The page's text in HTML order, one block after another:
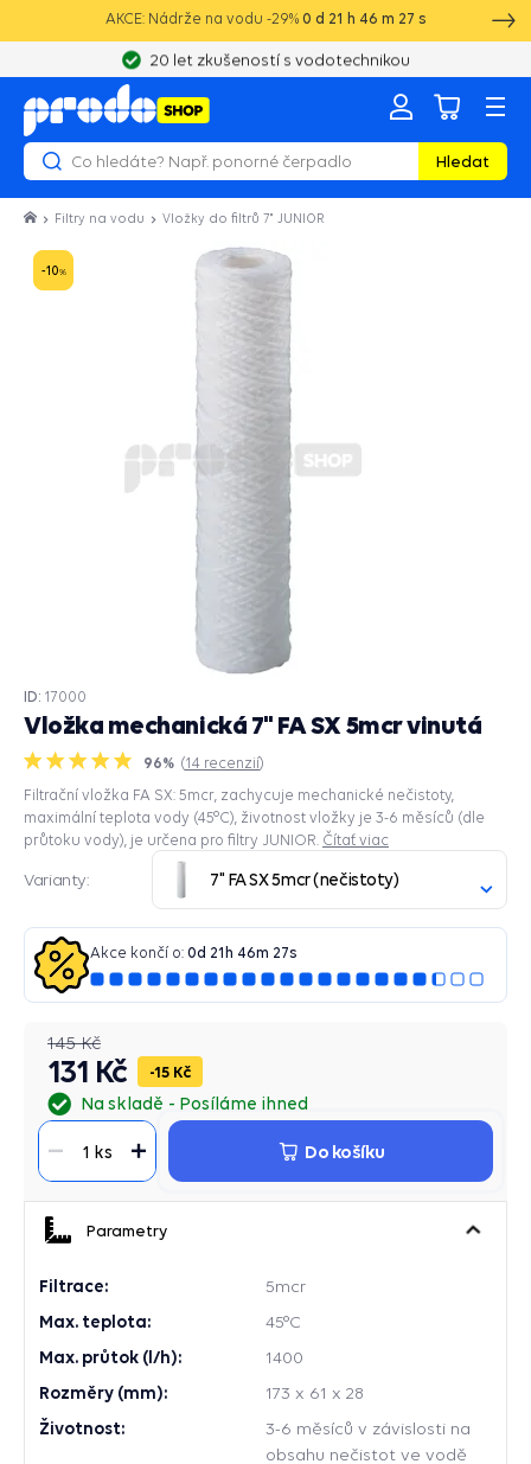
AKCE: Nádrže na vodu -29% 0 d 21 h 46 m 27 s
20 let zkušeností s vodotechnikou
Hledat
Filtry na vodu Vložky do filtrů 7" JUNIOR
-10%
Vložka mechanická 7" FA SX 5mcr vinutá
96% (14 recenzií)
ID: 17000
Filtrační vložka FA SX: 5mcr, zachycuje mechanické nečistoty,
maximální teplota vody (45°C), životnost vložky je 3-6 měsíců (dle
průtoku vody), je určena pro filtry JUNIOR. Čítať viac
Varianty: 7" FA SX 5mcr (nečistoty)
Na skladě Posíláme ihned
15 Kč
Akce končí o: 0d 21 h 46m 27s
145 Kč
131 Kč
1 ks Do košíku
Parametry
Filtrace: 5mcr
Max. teplota: 45°C
Max. průtok (l/h): 1400
Rozměry (mm): 173 x 61 x 28
Životnost:
3-6 měsíců v závislosti na
obsahu nečistot ve vodě